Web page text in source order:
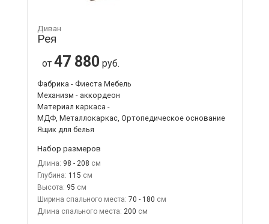
Диван
Рея
от 47 880 руб.
Фабрика - Фиеста Мебель
Механизм - аккордеон
Материал каркаса -
МДФ, Металлокаркас, Ортопедическое основание
Ящик для белья
Набор размеров
Длина: 98 - 208
Глубина: 115
Высота: 95
Ширина спального места: 70 - 180
Длина спального места: 200